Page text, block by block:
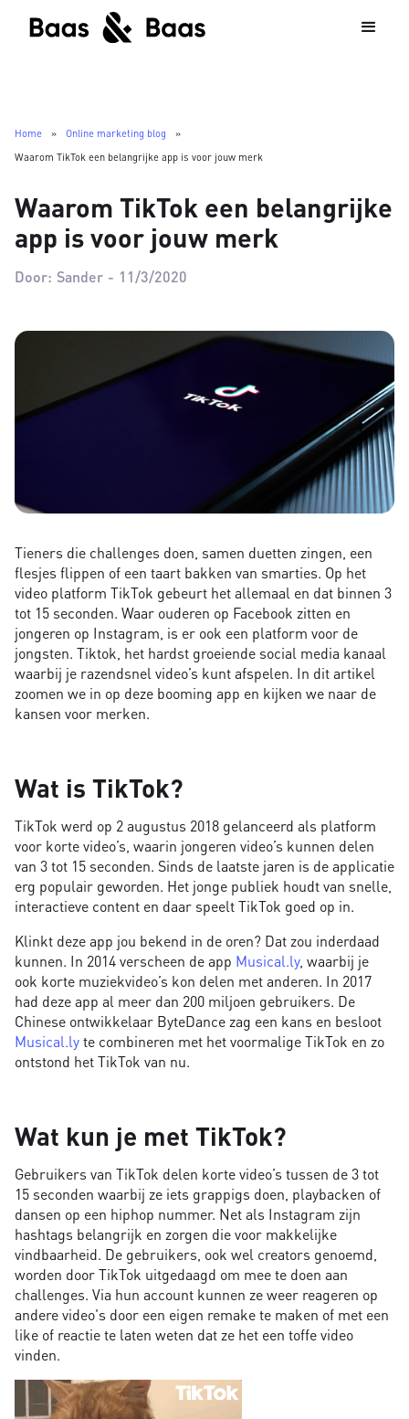
Home » Online marketing blog
»
Waarom TikTok een belangrijke app is voor jouw merk
Waarom TikTok een belangrijke
app is voor jouw merk
Door: Sander - 11/3/2020
Tieners die challenges doen, samen duetten zingen, een
flesjes flippen of een taart bakken van smarties. Op het
video platform TikTok gebeurt het allemaal en dat binnen 3
tot 15 seconden. Waar ouderen op Facebook zitten en
jongeren op Instagram, is er ook een platform voor de
jongsten. Tiktok, het hardst groeiende social media kanaal
waarbij je razendsnel video’s kunt afspelen. In dit artikel
zoomen we in op deze booming app en kijken we naar de
kansen voor merken.
Wat is TikTok?
TikTok werd op 2 augustus 2018 gelanceerd als platform
voor korte video’s, waarin jongeren video’s kunnen delen
van 3 tot 15 seconden. Sinds de laatste jaren is de applicatie
erg populair geworden. Het jonge publiek houdt van snelle,
interactieve content en daar speelt TikTok goed op in.
Klinkt deze app jou bekend in de oren? Dat zou inderdaad
kunnen. In 2014 verscheen de app Musical.ly, waarbij je
ook korte muziekvideo’s kon delen met anderen. In 2017
had deze app al meer dan 200 miljoen gebruikers. De
Chinese ontwikkelaar ByteDance zag een kans en besloot
Musical.lyte combineren met het voormalige TikTok en zo
ontstond het TikTok van nu.
Wat kun je met TikTok?
Gebruikers van TikTok delen korte video’s tussen de 3 tot
15 seconden waarbij ze iets grappigs doen, playbacken of
dansen op een hiphop nummer. Net als Instagram zijn
hashtags belangrijk en zorgen die voor makkelijke
vindbaarheid. De gebruikers, ook wel creators genoemd,
worden door TikTok uitgedaagd om mee te doen aan
challenges. Via hun account kunnen ze weer reageren op
andere video's door een eigen remake te maken of met een
like of reactie te laten weten dat ze het een toffe video
vinden.